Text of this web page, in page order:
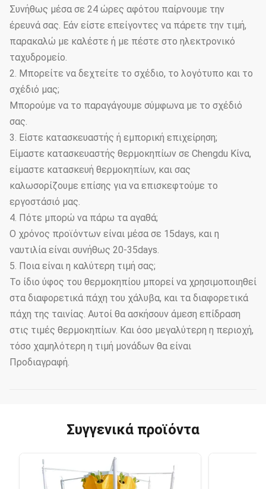
Συνήθως μέσα σε 24 ώρες αφότου παίρνουμε την
έρευνά σας. Εάν είστε επείγοντες να πάρετε την τιμή,
παρακαλώ με καλέστε ή με πέστε στο ηλεκτρονικό
ταχυδρομείο.
2. Μπορείτε να δεχτείτε το σχέδιο, το λογότυπο και το
σχέδιό μας;
Μπορούμε να το παραγάγουμε σύμφωνα με το σχέδιό
σας.
3. Είστε κατασκευαστής ή εμπορική επιχείρηση;
Είμαστε κατασκευαστής θερμοκηπίων σε Chengdu Κίνα,
είμαστε κατασκευή θερμοκηπίων, και σας
καλωσορίζουμε επίσης για να επισκεφτούμε το
εργοστάσιό μας.
4. Πότε μπορώ να πάρω τα αγαθά;
Ο χρόνος προϊόντων είναι μέσα σε 15days, και η
ναυτιλία είναι συνήθως 20-35days.
5. Ποια είναι η καλύτερη τιμή σας;
Το ίδιο ύφος του θερμοκηπίου μπορεί να χρησιμοποιηθεί
στα διαφορετικά πάχη του χάλυβα, και τα διαφορετικά
πάχη της ταινίας. Αυτοί θα ασκήσουν άμεση επίδραση
στις τιμές θερμοκηπίων. Και όσο μεγαλύτερη η περιοχή,
τόσο χαμηλότερη η τιμή μονάδων θα είναι
Προδιαγραφή.
Συγγενικά προϊόντα